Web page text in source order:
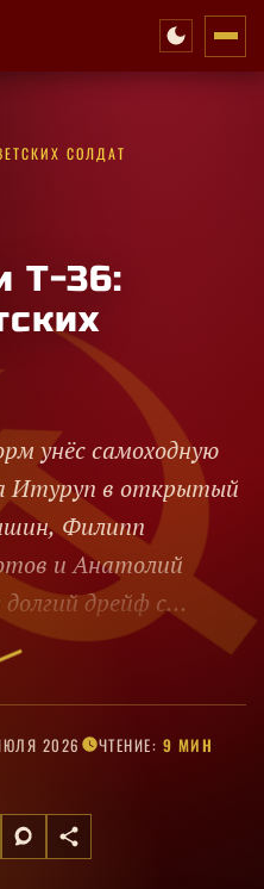
СОЛДАТ
Т-36:
унёс самоходную
Итуруп в открытый
Филипп
и Анатолий
дрейф с
и были спасены.
2026 ЧТЕНИЕ: 9 МИН